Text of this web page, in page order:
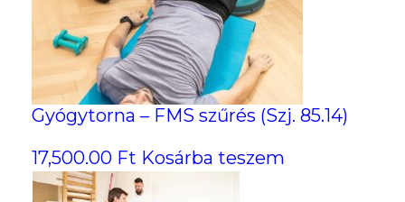
Gyógytorna – FMS szűrés (Szj. 85.14)
17,500.00 Ft Kosárba teszem